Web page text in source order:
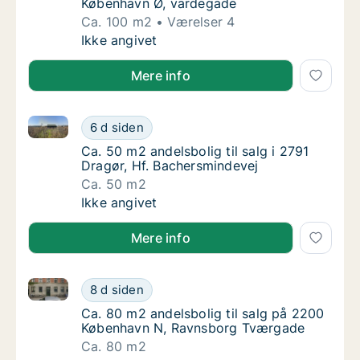
København Ø, vardegade
Ca. 100 m2
Værelser 4
Ca. 100 m2 andelsbolig til salg på 2100
Ikke angivet
Mere info
Ca. 50 m2 andelsbolig til salg i 2791
6 d siden
Ca. 50 m2 andelsbolig til salg i 2791 Dragør, Hf.
Ca. 50 m2 andelsbolig til salg i 2791
Ca. 50 m2 andelsbolig til salg i 2791
Dragør, Hf. Bachersmindevej
Ca. 50 m2
Ca. 50 m2 andelsbolig til salg i 2791
Ikke angivet
Mere info
Ca. 80 m2 andelsbolig til salg på 2200
8 d siden
Ca. 80 m2 andelsbolig til salg på 2200 København
Ca. 80 m2 andelsbolig til salg på 2200
Ca. 80 m2 andelsbolig til salg på 2200
København N, Ravnsborg Tværgade
Ca. 80 m2